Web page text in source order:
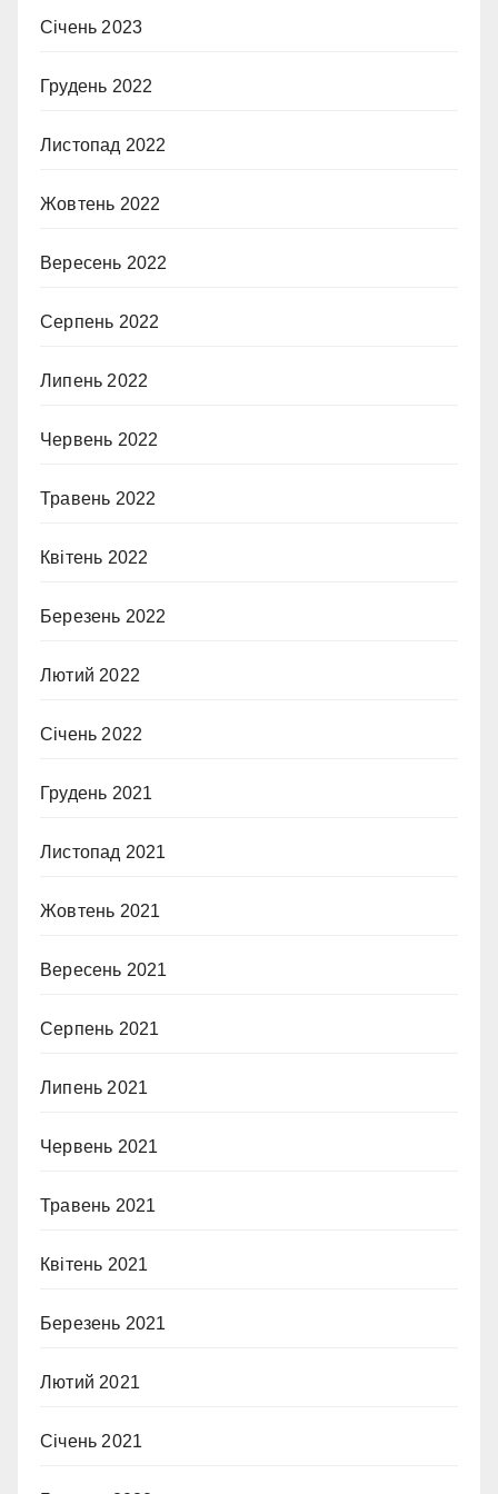
Січень 2023
Грудень 2022
Листопад 2022
Жовтень 2022
Вересень 2022
Серпень 2022
Липень 2022
Червень 2022
Травень 2022
Квітень 2022
Березень 2022
Лютий 2022
Січень 2022
Грудень 2021
Листопад 2021
Жовтень 2021
Вересень 2021
Серпень 2021
Липень 2021
Червень 2021
Травень 2021
Квітень 2021
Березень 2021
Лютий 2021
Січень 2021